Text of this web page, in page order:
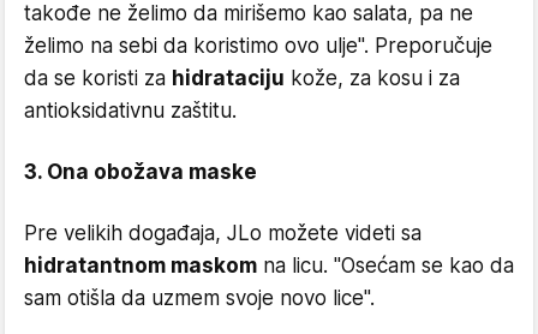
takođe ne želimo da mirišemo kao salata, pa ne
želimo na sebi da koristimo ovo ulje''. Preporučuje
da se koristi za hidrataciju kože, za kosu i za
antioksidativnu zaštitu.
3. Ona obožava maske
Pre velikih događaja, JLo možete videti sa
hidratantnom maskom na licu. ''Osećam se kao da
sam otišla da uzmem svoje novo lice''.